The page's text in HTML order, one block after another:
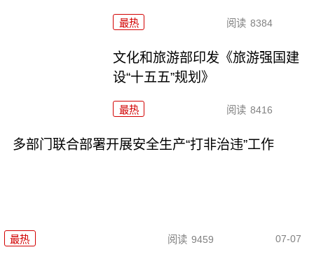
最热 阅读 8384
文化和旅游部印发《旅游强国建
设“十五五”规划》
最热 阅读 8416
多部门联合部署开展安全生产“打非治违”工作
最热 阅读 9459 07-07